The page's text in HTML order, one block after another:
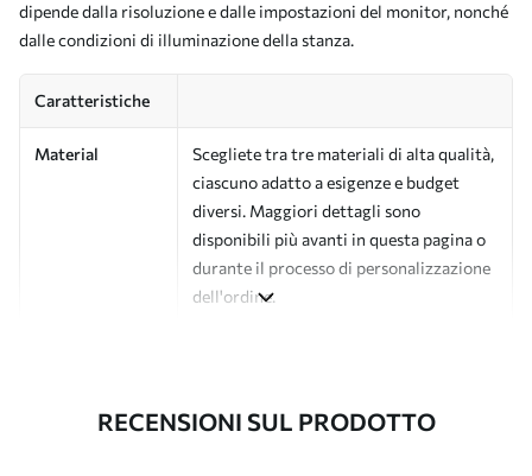
dipende dalla risoluzione e dalle impostazioni del monitor, nonché
dalle condizioni di illuminazione della stanza.
Caratteristiche
Material
Scegliete tra tre materiali di alta qualità,
ciascuno adatto a esigenze e budget
diversi. Maggiori dettagli sono
disponibili più avanti in questa pagina o
durante il processo di personalizzazione
dell'ordine.
RECENSIONI SUL PRODOTTO